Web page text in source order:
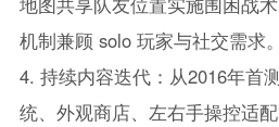
机制兼顾 solo 玩家与社交需求。
4. 持续内容迭代：从2016年首
统、外观商店、左右手操控适